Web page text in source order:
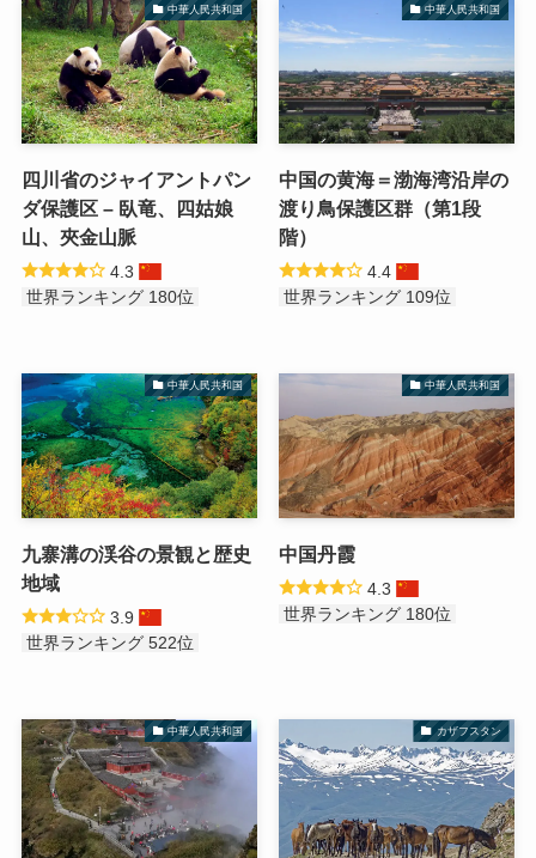
中華人民共和国
四川省のジャイアントパン
ダ保護区 – 臥竜、四姑娘
山、夾金山脈
4.3
世界ランキング 180位
中華人民共和国
中国の黄海＝渤海湾沿岸の
渡り鳥保護区群（第1段
階）
4.4
世界ランキング 109位
中華人民共和国
九寨溝の渓谷の景観と歴史
地域
3.9
世界ランキング 522位
中華人民共和国
中国丹霞
4.3
世界ランキング 180位
中華人民共和国 カザフスタン